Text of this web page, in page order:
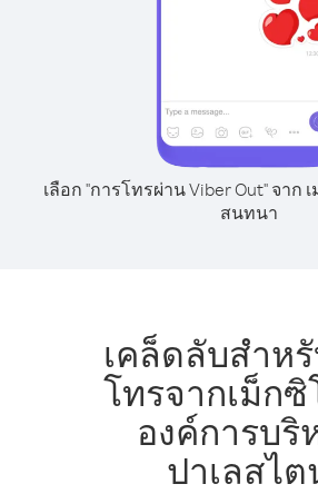
เลือก "การโทรผ่าน Viber Out" จาก
สนทนา
เคล็ดลับสำห
โทรจากเม็กซิ
องค์การบริ
ปาเลสไ